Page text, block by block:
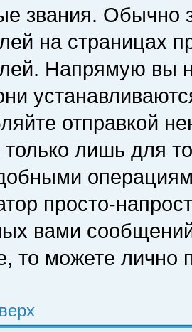
звания. Обычно
на страницах
Напрямую вы
отправкой
лишь для
просто-
вами
то можете лично